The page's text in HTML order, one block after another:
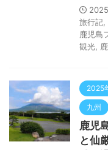
旅行記
鹿児島
観光
2025
九州
鹿児
と仙